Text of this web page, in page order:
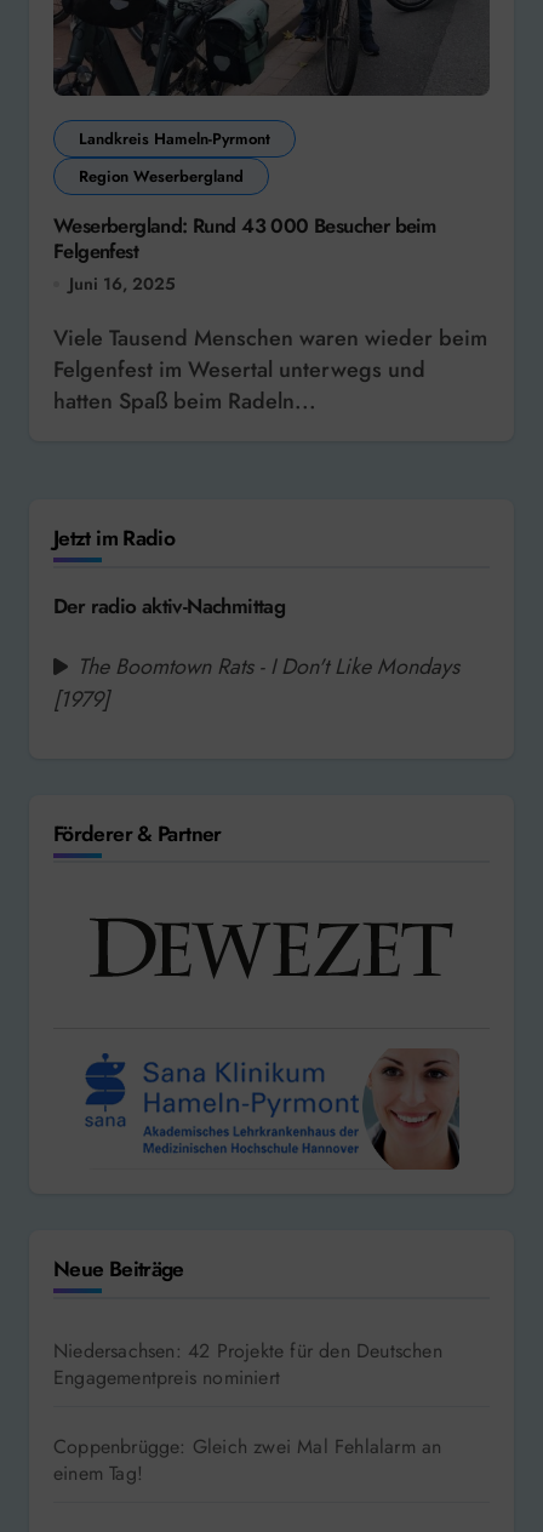
Landkreis Hameln-Pyrmont
Region Weserbergland
Weserbergland: Rund 43 000 Besucher beim
Felgenfest
Juni 16, 2025
Viele Tausend Menschen waren wieder beim
Felgenfest im Wesertal unterwegs und
hatten Spaß beim Radeln...
Jetzt im Radio
Der radio aktiv-Nachmittag
The Boomtown Rats - I Don't Like Mondays
[1979]
Förderer & Partner
Neue Beiträge
Niedersachsen: 42 Projekte für den Deutschen
Engagementpreis nominiert
Coppenbrügge: Gleich zwei Mal Fehlalarm an
einem Tag!